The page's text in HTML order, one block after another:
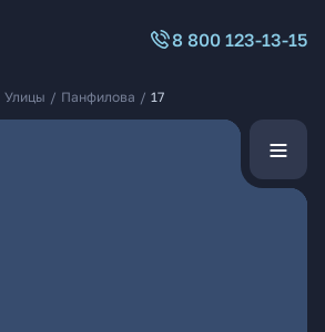
8 800 123-13-15
Улицы / Панфилова / 17